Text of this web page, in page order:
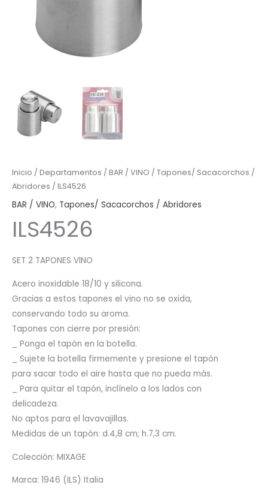
Inicio / Departamentos / BAR / VINO / Tapones/ Sacacorchos /
Abridores / ILS4526
BAR / VINO, Tapones/ Sacacorchos / Abridores
ILS4526
SET 2 TAPONES VINO
Acero inoxidable 18/10 y silicona.
Gracias a estos tapones el vino no se oxida,
conservando todo su aroma.
Tapones con cierre por presión:
_ Ponga el tapón en la botella.
_ Sujete la botella firmemente y presione el tapón
para sacar todo el aire hasta que no pueda más.
_ Para quitar el tapón, inclínelo a los lados con
delicadeza.
No aptos para el lavavajillas.
Medidas de un tapón: d.4,8 cm; h.7,3 cm.
Colección: MIXAGE
Marca: 1946 (ILS) Italia